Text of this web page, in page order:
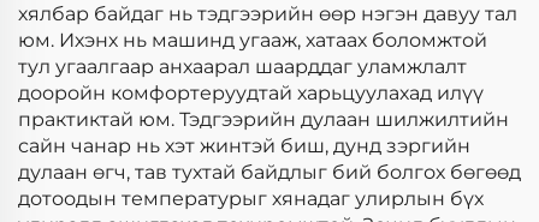
хялбар байдаг нь тэдгээрийн өөр нэгэн давуу тал
юм. Ихэнх нь машинд угааж, хатаах боломжтой
тул угаалгаар анхаарал шаарддаг уламжлалт
дооройн комфортеруудтай харьцуулахад илүү
практиктай юм. Тэдгээрийн дулаан шилжилтийн
сайн чанар нь хэт жинтэй биш, дунд зэргийн
дулаан өгч, тав тухтай байдлыг бий болгох бөгөөд
дотоодын температурыг хянадаг улирлын бүх